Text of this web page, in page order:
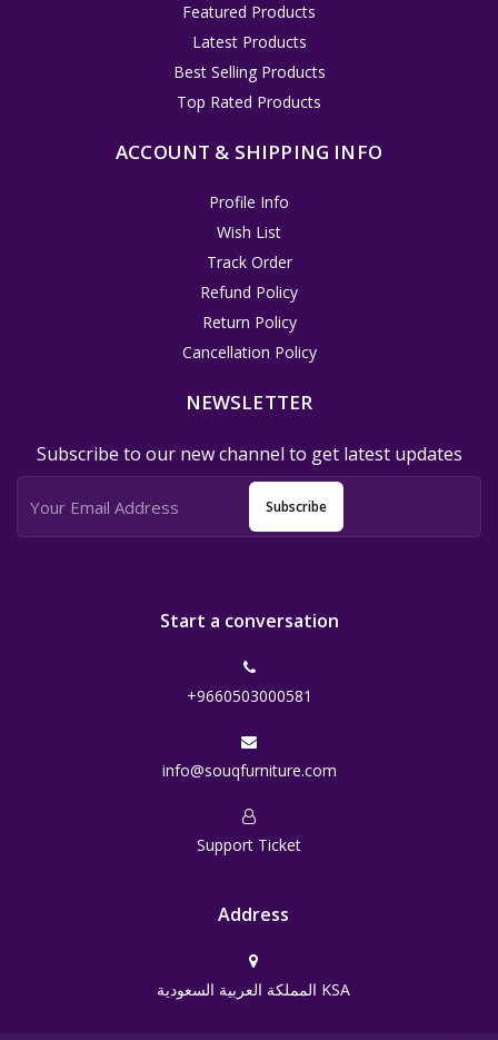
Featured Products
Latest Products
Best Selling Products
Top Rated Products
ACCOUNT & SHIPPING INFO
Profile Info
Wish List
Track Order
Refund Policy
Return Policy
Cancellation Policy
NEWSLETTER
Subscribe to our new channel to get latest updates
Subscribe
Start a conversation
+9660503000581
info@souqfurniture.com
Support Ticket
Address
المملكة العربية السعودية KSA